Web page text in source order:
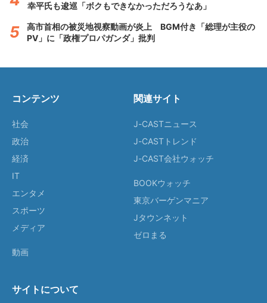
幸平氏も逡巡「ボクもできなかっただろうなあ」
高市首相の被災地視察動画が炎上 BGM付き「総理が主役の
PV」に「政権プロパガンダ」批判
コンテンツ
社会
政治
経済
IT
エンタメ
スポーツ
メディア
動画
関連サイト
J-CASTニュース
J-CASTトレンド
J-CAST会社ウォッチ
BOOKウォッチ
東京バーゲンマニア
Jタウンネット
ゼロまる
サイトについて